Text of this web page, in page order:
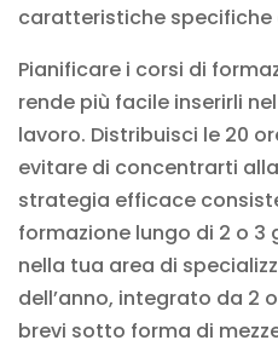
caratteristiche specifiche
Pianificare i corsi di
rende più facile inserirli
lavoro. Distribuisci le 20
evitare di concentrarti
strategia efficace
formazione lungo di 2 o 3
nella tua area di
dell’anno, integrato da 2
brevi sotto forma di